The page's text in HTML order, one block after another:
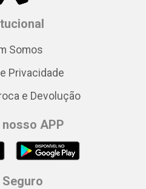
Somos
Privacidade
e Devolução
nosso APP